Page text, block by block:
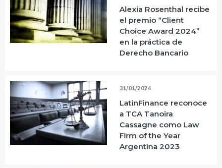
Alexia Rosenthal recibe
el premio “Client
Choice Award 2024”
en la práctica de
Derecho Bancario
31/01/2024
LatinFinance reconoce
a TCA Tanoira
Cassagne como Law
Firm of the Year
Argentina 2023